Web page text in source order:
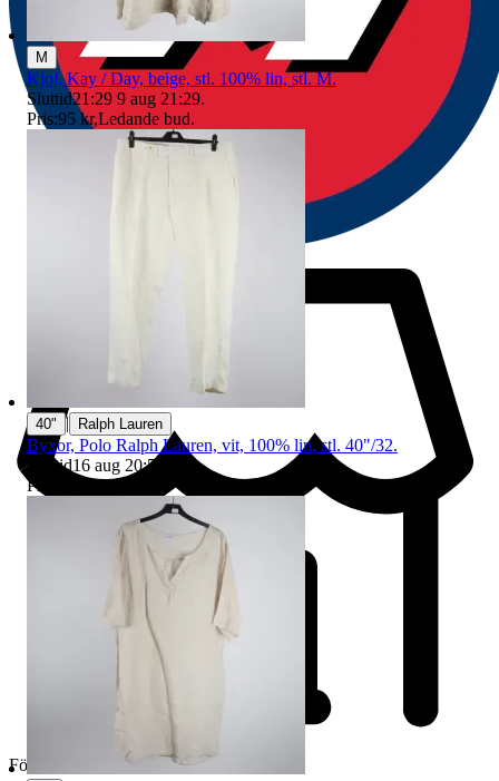
Företag
M
Kjol, Kay / Day, beige, stl. 100% lin, stl. M.
Sluttid21:29 9 aug 21:29.
Pris:95 kr,Ledande bud.
40" | Ralph Lauren
Byxor, Polo Ralph Lauren, vit, 100% lin, stl. 40"/32.
Sluttid16 aug 20:54
Pris:
Utropspris